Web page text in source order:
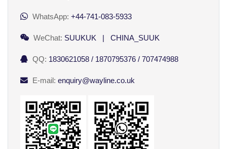
WhatsApp: +44-741-083-5933
WeChat: SUUKUK | CHINA_SUUK
QQ: 1830621058 / 1870795376 / 707474988
E-mail: enquiry@wayline.co.uk